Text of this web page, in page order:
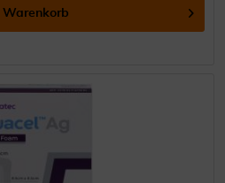
Warenkorb